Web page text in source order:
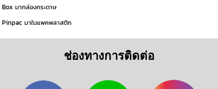
Box มากล่องกระดาษ
Pinpac มาในแพคพลาสติก
ช่องทางการติดต่อ